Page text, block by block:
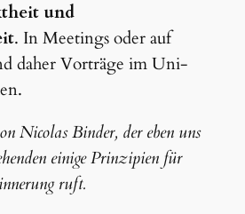
und
. In Meetings oder auf
daher Vorträge im Uni-
Nicolas Binder, der eben uns
einige Prinzipien für
ruft.